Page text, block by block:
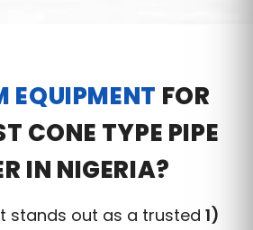
EQUIPMENT FOR
CONE TYPE PIPE
IN NIGERIA?
stands out as a trusted 1)